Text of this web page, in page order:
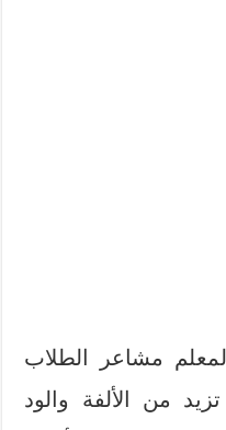
مشاعر الطلاب
من الألفة والود